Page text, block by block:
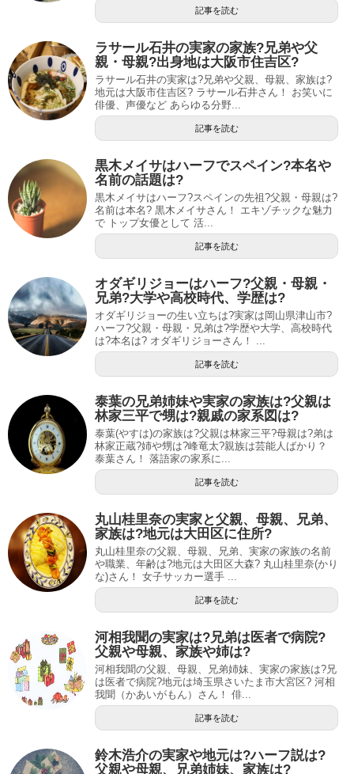
記事を読む
ラサール石井の実家の家族?兄弟や父
親・母親?出身地は大阪市住吉区?
ラサール石井の実家は?兄弟や父親、母親、家族は?
地元は大阪市住吉区? ラサール石井さん！ お笑いに
俳優、声優など あらゆる分野...
記事を読む
黒木メイサはハーフでスペイン?本名や
名前の話題は?
黒木メイサはハーフ?スペインの先祖?父親・母親は?
名前は本名? 黒木メイサさん！ エキゾチックな魅力
で トップ女優として 活...
記事を読む
オダギリジョーはハーフ?父親・母親・
兄弟?大学や高校時代、学歴は?
オダギリジョーの生い立ちは?実家は岡山県津山市?
ハーフ?父親・母親・兄弟は?学歴や大学、高校時代
は?本名は? オダギリジョーさん！ ...
記事を読む
泰葉の兄弟姉妹や実家の家族は?父親は
林家三平で甥は?親戚の家系図は?
泰葉(やすは)の家族は?父親は林家三平?母親は?弟は
林家正蔵?姉や甥は?峰竜太?親族は芸能人ばかり？
泰葉さん！ 落語家の家系に...
記事を読む
丸山桂里奈の実家と父親、母親、兄弟、
家族は?地元は大田区に住所?
丸山桂里奈の父親、母親、兄弟、実家の家族の名前
や職業、年齢は?地元は大田区大森? 丸山桂里奈(かり
な)さん！ 女子サッカー選手 ...
記事を読む
河相我聞の実家は?兄弟は医者で病院?
父親や母親、家族や姉は?
河相我聞の父親、母親、兄弟姉妹、実家の家族は?兄
は医者で病院?地元は埼玉県さいたま市大宮区? 河相
我聞（かあいがもん）さん！ 俳...
記事を読む
鈴木浩介の実家や地元は?ハーフ説は?
父親や母親、兄弟姉妹、家族は?